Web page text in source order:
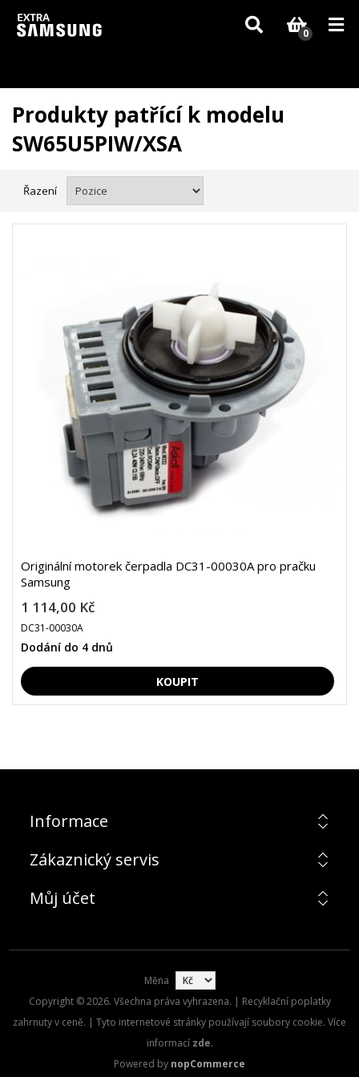
Vzhledem k aktuální situaci se může dodání dílů, které nejsou skladem,
zpozdit. Děkujeme za pochopení.
0
Produkty patřící k modelu
SW65U5PIW/XSA
Řazení
Originální motorek čerpadla DC31-00030A pro pračku
Samsung
1 114,00 Kč
DC31-00030A
Dodání do 4 dnů
Informace
Zákaznický servis
Můj účet
Měna
Copyright © 2026. Všechna práva vyhrazena. | Recyklační poplatky
zahrnuty v ceně. | Tyto internetové stránky používají soubory cookie. Více
informací zde.
Powered by nopCommerce